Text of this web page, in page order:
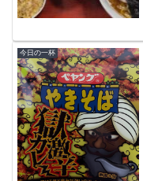
今日の一杯